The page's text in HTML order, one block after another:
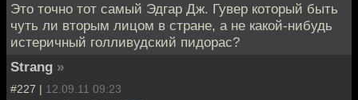
Это точно тот самый Эдгар Дж. Гувер который быть
чуть ли вторым лицом в стране, а не какой-нибудь
истеричный голливудский пидорас?
Strang »
#227 | 12.09.11 09:23